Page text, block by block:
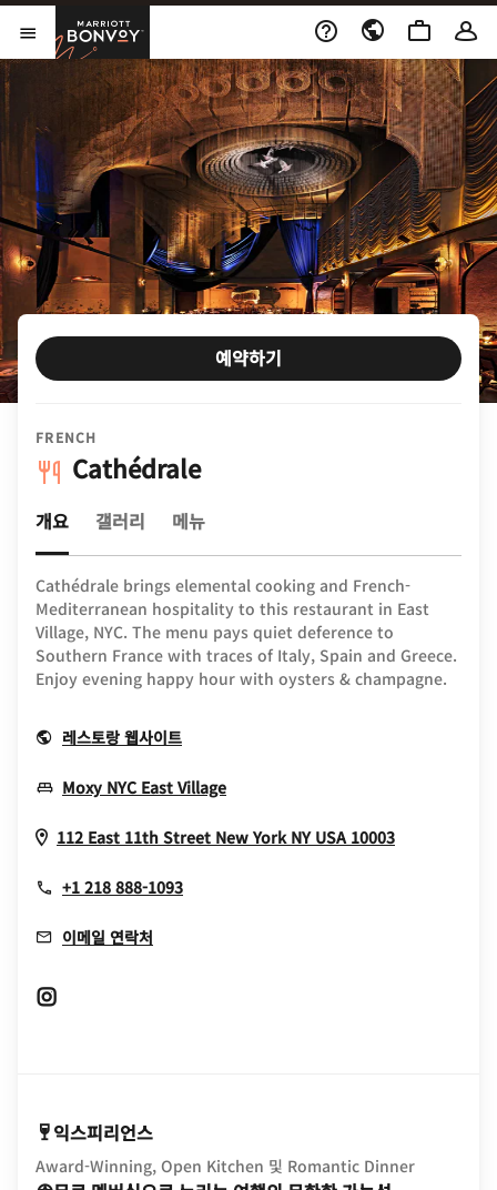
Skip to Content
메뉴 열기
Marriott Bonvoy
FRENCH
Cathédrale
예약하기
개요 갤러리 메뉴
Cathédrale brings elemental cooking and French-
Mediterranean hospitality to this restaurant in East
Village, NYC. The menu pays quiet deference to
Southern France with traces of Italy, Spain and Greece.
Enjoy evening happy hour with oysters & champagne.
레스토랑 웹사이트Opens In New Window
Moxy NYC East VillageOpens In New Window
112 East 11th Street New York NY USA 10003Opens In
+1 218 888-1093
이메일 연락처
익스피리언스
Award-Winning, Open Kitchen 및 Romantic Dinner